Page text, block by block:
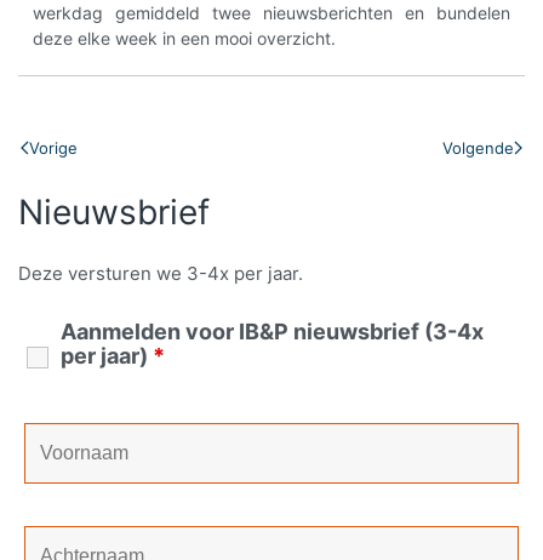
werkdag gemiddeld twee nieuwsberichten en bundelen
deze elke week in een mooi overzicht.
Vorige Volgende
Nieuwsbrief
Deze versturen we 3-4x per jaar.
Aanmelden voor IB&P nieuwsbrief (3-4x
per jaar) *